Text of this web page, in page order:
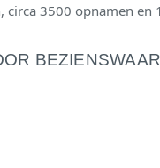
circa 3500 opnamen en